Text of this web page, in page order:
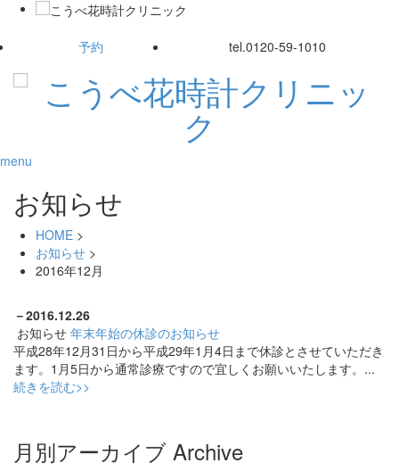
予約 tel.0120-59-1010
menu
お知らせ
HOME >
お知らせ >
2016年12月
－2016.12.26
お知らせ 年末年始の休診のお知らせ
平成28年12月31日から平成29年1月4日まで休診とさせていただき
ます。1月5日から通常診療ですので宜しくお願いいたします。...
続きを読む>>
月別アーカイブ Archive